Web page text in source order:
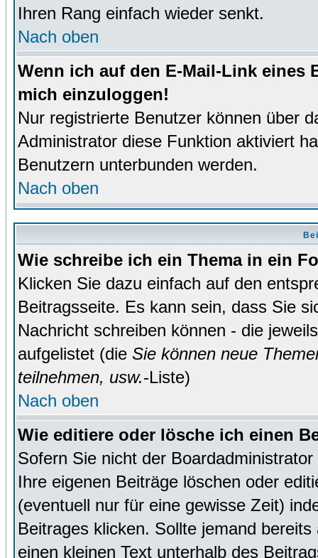
Ihren Rang einfach wieder senkt.
Nach oben
Wenn ich auf den E-Mail-Link eines
mich einzuloggen!
Nur registrierte Benutzer können über
Administrator diese Funktion aktiviert
Benutzern unterbunden werden.
Nach oben
Wie schreibe ich ein Thema in ein
Klicken Sie dazu einfach auf den
Beitragsseite. Es kann sein, dass Sie
Nachricht schreiben können - die
aufgelistet (die Sie können neue
teilnehmen, usw.-Liste)
Nach oben
Wie editiere oder lösche ich einen
Sofern Sie nicht der
Ihre eigenen Beiträge löschen oder
(eventuell nur für eine gewisse Zeit)
Beitrages klicken. Sollte jemand
einen kleinen Text unterhalb des